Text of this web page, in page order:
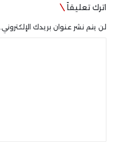
اترك تعليقاً
لن يتم نشر عنوان بريدك الإلكتروني.